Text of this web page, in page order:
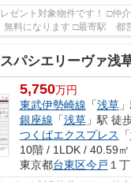
ゼント対象物件です！ □仲
無料になります □最寄駅
ォーム物件 □2018年9月...
スパシエリーヴァ浅草 仲介手数料無料＋15万円
5,750万円
東武伊勢崎線 「浅草
銀座線 「浅草」駅 徒
つくばエクスプレス
「
10階 / 1LDK / 40.59㎡
東京都台東区今戸 １